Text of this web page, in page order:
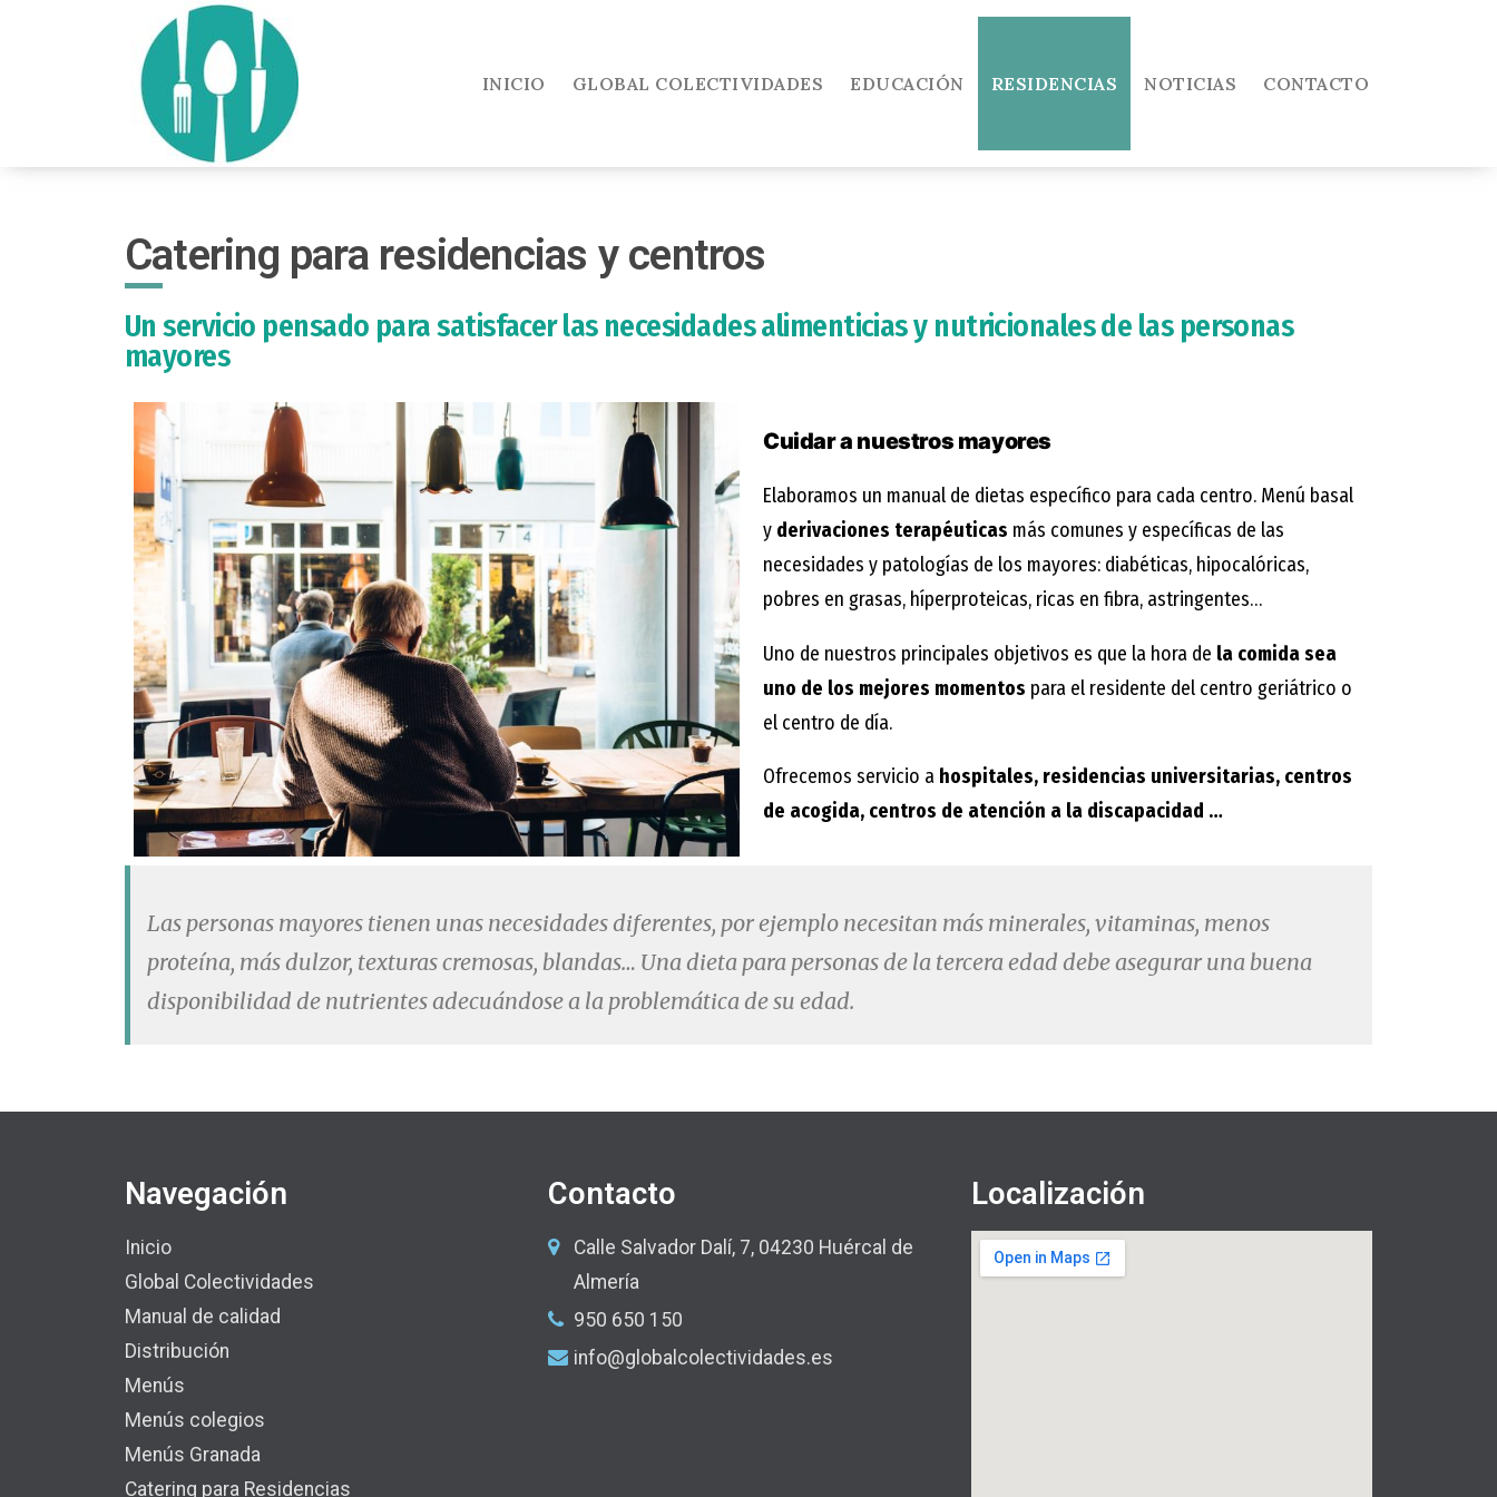
INICIO GLOBAL COLECTIVIDADES EDUCACIÓN RESIDENCIAS NOTICIAS CONTACTO
Catering para residencias y centros
Un servicio pensado para satisfacer las necesidades alimenticias y nutricionales de las personas
mayores
Cuidar a nuestros mayores
Elaboramos un manual de dietas específico para cada centro. Menú basal
y derivaciones terapéuticas más comunes y específicas de las
necesidades y patologías de los mayores: diabéticas, hipocalóricas,
pobres en grasas, híperproteicas, ricas en fibra, astringentes…
Uno de nuestros principales objetivos es que la hora de la comida sea
uno de los mejores momentos para el residente del centro geriátrico o
el centro de día.
Ofrecemos servicio a hospitales, residencias universitarias, centros
de acogida, centros de atención a la discapacidad …
Las personas mayores tienen unas necesidades diferentes, por ejemplo necesitan más minerales, vitaminas, menos
proteína, más dulzor, texturas cremosas, blandas… Una dieta para personas de la tercera edad debe asegurar una buena
disponibilidad de nutrientes adecuándose a la problemática de su edad.
Navegación
Inicio
Global Colectividades
Manual de calidad
Distribución
Menús
Menús colegios
Menús Granada
Catering para Residencias
Contacto
Calle Salvador Dalí, 7, 04230 Huércal de
Almería
950 650 150
info@globalcolectividades.es
Localización